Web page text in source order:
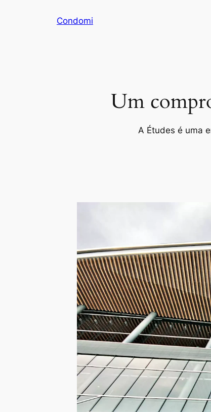
Condomi
Um
A Études é uma